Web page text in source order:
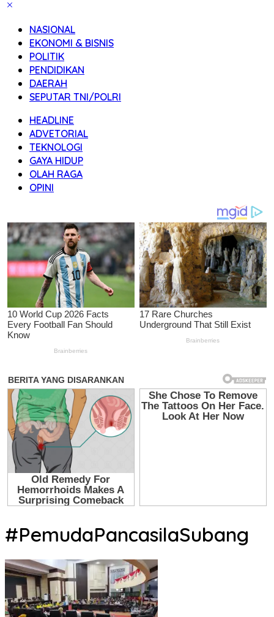
NASIONAL
EKONOMI & BISNIS
POLITIK
PENDIDIKAN
DAERAH
SEPUTAR TNI/POLRI
HEADLINE
ADVETORIAL
TEKNOLOGI
GAYA HIDUP
OLAH RAGA
OPINI
#PemudaPancasilaSubang